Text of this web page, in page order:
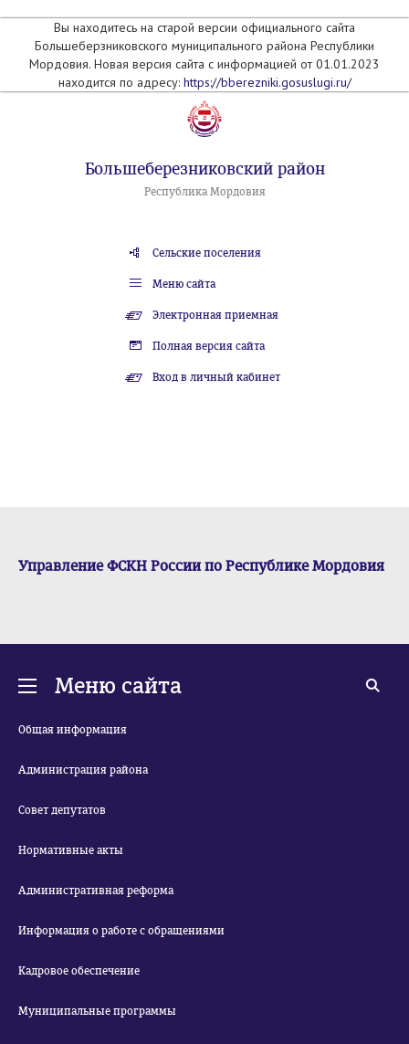
Вы находитесь на старой версии официального сайта
Большеберзниковского муниципального района Республики
Мордовия. Новая версия сайта с информацией от 01.01.2023
находится по адресу: https://bberezniki.gosuslugi.ru/
Большеберезниковский район
Республика Мордовия
Сельские поселения
Меню сайта
Электронная приемная
Полная версия сайта
Вход в личный кабинет
Управление ФСКН России по Республике Мордовия
Меню сайта
Общая информация
Администрация района
Совет депутатов
Нормативные акты
Административная реформа
Информация о работе с обращениями
Кадровое обеспечение
Муниципальные программы